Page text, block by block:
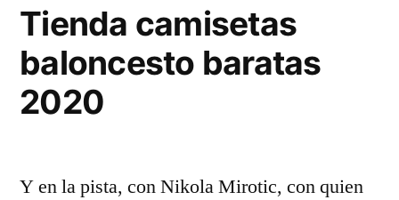
Tienda camisetas
baloncesto baratas
2020
Y en la pista, con Nikola Mirotic, con quien